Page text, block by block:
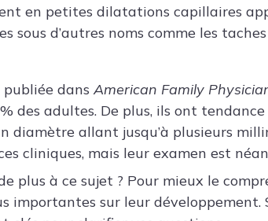
en petites dilatations capillaires
sous d’autres noms comme les
publiée dansAmerican Family
des adultes. De plus, ils ont
diamètre allant jusqu’à plusieurs
cliniques, mais leur examen est
plus à ce sujet ? Pour mieux le
importantes sur leur développement.